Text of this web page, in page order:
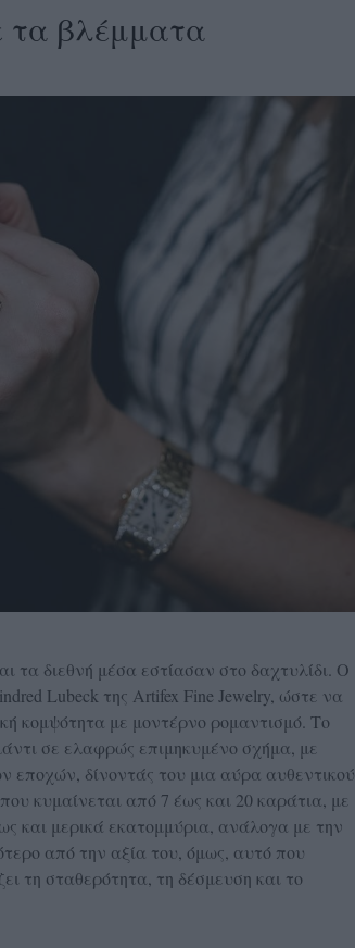
τα βλέμματα
τα διεθνή μέσα εστίασαν στο δαχτυλίδι. Ο
Lubeck της Artifex Fine Jewelry, ώστε να
κομψότητα με μοντέρνο ρομαντισμό. Το
σε ελαφρώς επιμηκυμένο σχήμα, με
δίνοντάς του μια αύρα αυθεντικού
που κυμαίνεται από 7 έως και 20 καράτια, με
και μερικά εκατομμύρια, ανάλογα με την
από την αξία του, όμως, αυτό που
τη σταθερότητα, τη δέσμευση και το